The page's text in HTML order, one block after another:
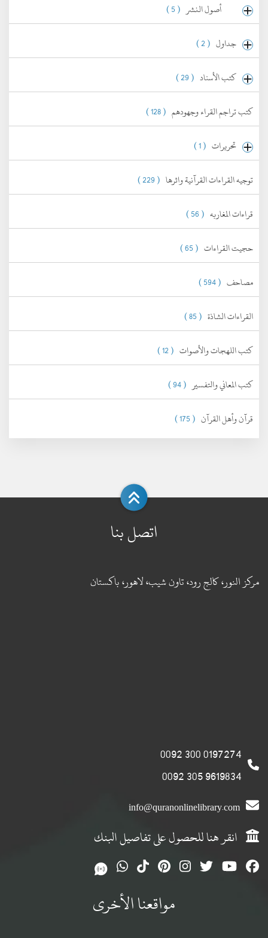
أصول النشر ( 5 )
جداول ( 2 )
كتب الأسناد ( 29 )
كتب تراجم القراء وجهودهم ( 128 )
تحريرات ( 1 )
توجيه القراءات القرآنية واثرها ( 229 )
قراءات المغاربه ( 56 )
حجيت القراءات ( 65 )
مصاحف ( 594 )
القراءات الشاذة ( 85 )
كتب اللهجات والأصوات ( 12 )
كتب المعاني والتفسير ( 94 )
قرآن وأهل القرآن ( 175 )
اتصل بنا
مركز النور، كالج رود، تاون شيب، لاهور، باكستان
0197274 300 0092
9619834 305 0092
info@quranonlinelibrary.com
انقر هنا للحصول على تفاصيل البنك
مواقعنا الأخرى